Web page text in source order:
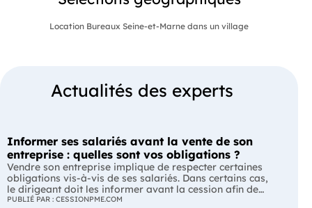
Location Bureaux Seine-et-Marne dans un village
Actualités des experts
Informer ses salariés avant la vente de son
entreprise : quelles sont vos obligations ?
Vendre son entreprise implique de respecter certaines
obligations vis-à-vis de ses salariés. Dans certains cas,
le dirigeant doit les informer avant la cession afin de
leur permettre, s'ils le souhaitent, de présenter une offre
PUBLIÉ PAR : CESSIONPME.COM